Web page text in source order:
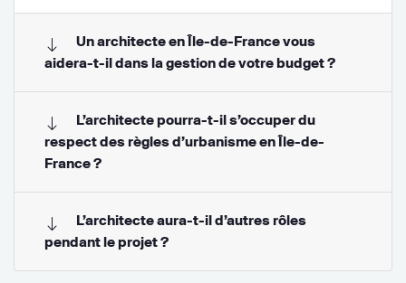
Un architecte en Île-de-France vous
aidera-t-il dans la gestion de votre budget ?
L’architecte pourra-t-il s’occuper du
respect des règles d’urbanisme en Île-de-
France ?
L’architecte aura-t-il d’autres rôles
pendant le projet ?